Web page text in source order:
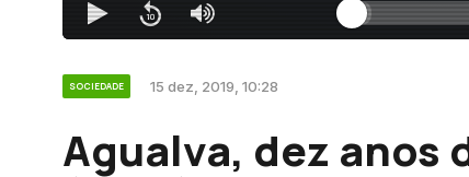
SOCIEDADE 15 dez, 2019, 10:28
Agualva, dez anos